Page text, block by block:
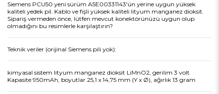
Siemens PCU50 yeni sürüm A5E00331143'ün yerine uygun yüksek
kaliteli yedek pil. Kablo ve fişli yüksek kaliteli lityum manganez dioksit.
Sipariş vermeden önce, lütfen mevcut konektörünüzü uygun olup
olmadığını bu resimlerle karşılaştırın?
Teknik veriler (orijinal Siemens pili yok):
kimyasal sistem lityum manganez dioksit LiMnO2, gerilim 3 volt
Kapasite 950mAh, boyutlar 25,1 x 14,75 mm (Y x Ø), ağırlık 13 gram